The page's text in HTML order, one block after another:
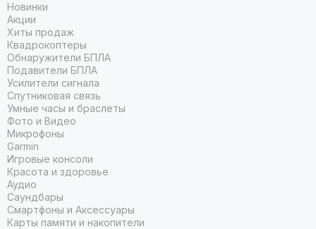
Новинки
Акции
Хиты продаж
Квадрокоптеры
Обнаружители БПЛА
Подавители БПЛА
Усилители сигнала
Спутниковая связь
Умные часы и браслеты
Фото и Видео
Микрофоны
Garmin
Игровые консоли
Красота и здоровье
Аудио
Саундбары
Смартфоны и Аксессуары
Карты памяти и накопители